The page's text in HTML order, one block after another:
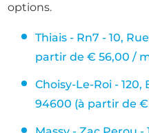
options.
Thiais - Rn7 - 10,
partir de € 56,00 /
Choisy-Le-Roi -
94600 (à partir de